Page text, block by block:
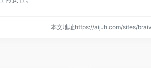
本文地址https://aijuh.com/sites/